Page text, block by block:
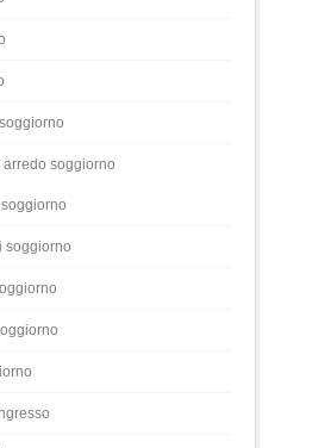
soggiorno
soggiorno